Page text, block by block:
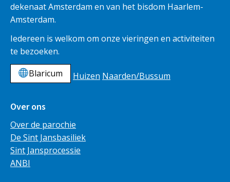
dekenaat Amsterdam en van het bisdom Haarlem-
Amsterdam.
Iedereen is welkom om onze vieringen en activiteiten
te bezoeken.
Blaricum
Huizen Naarden/Bussum
Over ons
Over de parochie
De Sint Jansbasiliek
Sint Jansprocessie
ANBI